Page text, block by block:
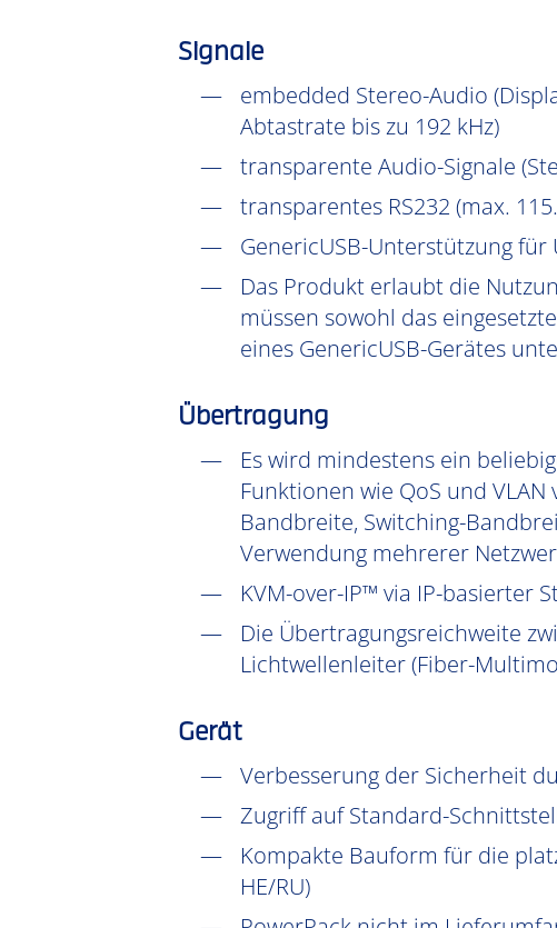
Signale
embedded Stereo-Audio
Abtastrate bis zu 192 kHz)
transparente Audio-Signale
transparentes RS232 (max.
GenericUSB-Unterstützung für
Das Produkt erlaubt die
müssen sowohl das
eines GenericUSB-Gerätes
Übertragung
Es wird mindestens ein
Funktionen wie QoS und
Bandbreite, Switching-
Verwendung mehrerer
KVM-over-IP™ via IP-basierter
Die Übertragungsreichweite
Lichtwellenleiter (Fiber-
Gerät
Verbesserung der Sicherheit
Zugriff auf Standard-
Kompakte Bauform für die
HE/RU)